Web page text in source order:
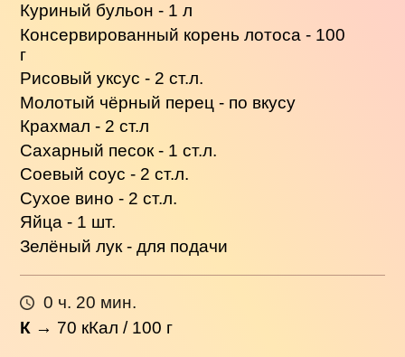
Куриный бульон - 1 л
Консервированный корень лотоса - 100
г
Рисовый уксус - 2 ст.л.
Молотый чёрный перец - по вкусу
Крахмал - 2 ст.л
Сахарный песок - 1 ст.л.
Соевый соус - 2 ст.л.
Сухое вино - 2 ст.л.
Яйца - 1 шт.
Зелёный лук - для подачи
0 ч. 20 мин.
К → 70 кКал / 100 г